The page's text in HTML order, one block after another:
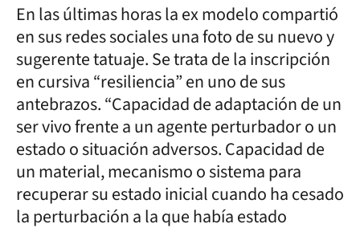
En las últimas horas la ex modelo compartió
en sus redes sociales una foto de su nuevo y
sugerente tatuaje. Se trata de la inscripción
en cursiva “resiliencia” en uno de sus
antebrazos. “Capacidad de adaptación de un
ser vivo frente a un agente perturbador o un
estado o situación adversos. Capacidad de
un material, mecanismo o sistema para
recuperar su estado inicial cuando ha cesado
la perturbación a la que había estado